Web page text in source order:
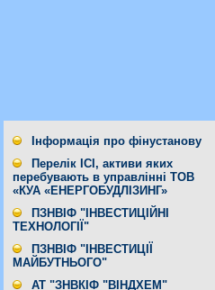
Інформація про фінустанову
Перелік ІСІ, активи яких
перебувають в управлінні ТОВ
«КУА «ЕНЕРГОБУДЛІЗИНГ»
ПЗНВІФ "ІНВЕСТИЦІЙНІ
ТЕХНОЛОГІЇ"
ПЗНВІФ "ІНВЕСТИЦІЇ
МАЙБУТНЬОГО"
АТ "ЗНВКІФ "ВІНДХЕМ"